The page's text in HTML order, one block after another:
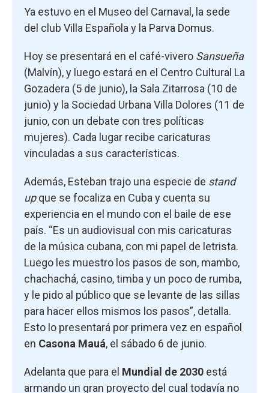
Ya estuvo en el Museo del Carnaval, la sede
del club Villa Española y la Parva Domus.
Hoy se presentará en el café-vivero Sansueña
(Malvín), y luego estará en el Centro Cultural La
Gozadera (5 de junio), la Sala Zitarrosa (10 de
junio) y la Sociedad Urbana Villa Dolores (11 de
junio, con un debate con tres políticas
mujeres). Cada lugar recibe caricaturas
vinculadas a sus características.
Además, Esteban trajo una especie de stand
upque se focaliza en Cuba y cuenta su
experiencia en el mundo con el baile de ese
país. “Es un audiovisual con mis caricaturas
de la música cubana, con mi papel de letrista.
Luego les muestro los pasos de son, mambo,
chachachá, casino, timba y un poco de rumba,
y le pido al público que se levante de las sillas
para hacer ellos mismos los pasos”, detalla.
Esto lo presentará por primera vez en español
en Casona Mauá, el sábado 6 de junio.
Adelanta que para el Mundial de 2030 está
armando un gran proyecto del cual todavía no